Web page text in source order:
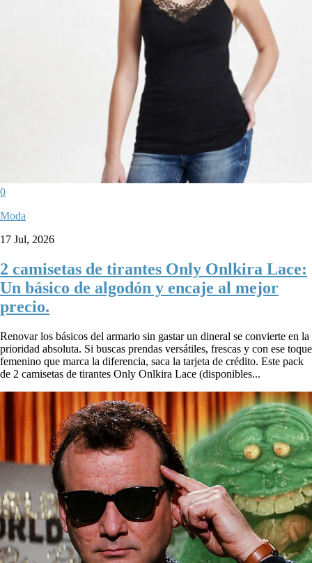
0
Moda
17 Jul, 2026
2 camisetas de tirantes Only Onlkira Lace:
Un básico de algodón y encaje al mejor
precio.
Renovar los básicos del armario sin gastar un dineral se convierte en la
prioridad absoluta. Si buscas prendas versátiles, frescas y con ese toque
femenino que marca la diferencia, saca la tarjeta de crédito. Este pack
de 2 camisetas de tirantes Only Onlkira Lace (disponibles...